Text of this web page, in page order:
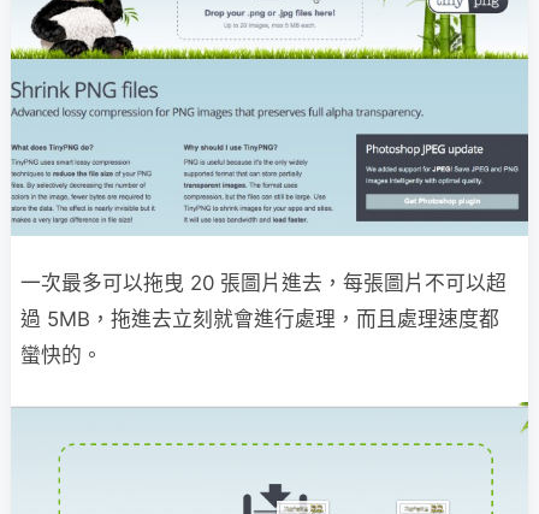
一次最多可以拖曳 20 張圖片進去，每張圖片不可以超
過 5MB，拖進去立刻就會進行處理，而且處理速度都
蠻快的。